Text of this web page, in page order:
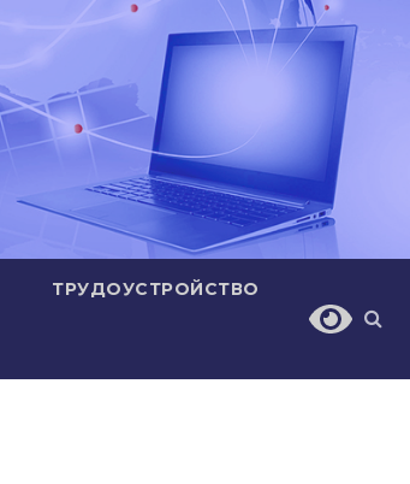
ТРУДОУСТРОЙСТВО